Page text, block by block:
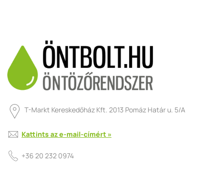
T-Markt Kereskedőház Kft. 2013 Pomáz Határ u. 5/A
Kattints az e-mail-címért »
+36 20 232 0974